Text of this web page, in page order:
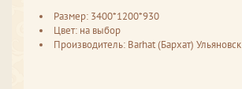
Размер: 3400*1200*930
Цвет: на выбор
Производитель: Barhat (Бархат) Ульяновск